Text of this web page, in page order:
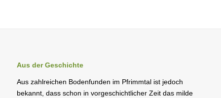
Aus der Geschichte
Aus zahlreichen Bodenfunden im Pfrimmtal ist jedoch
bekannt, dass schon in vorgeschichtlicher Zeit das milde